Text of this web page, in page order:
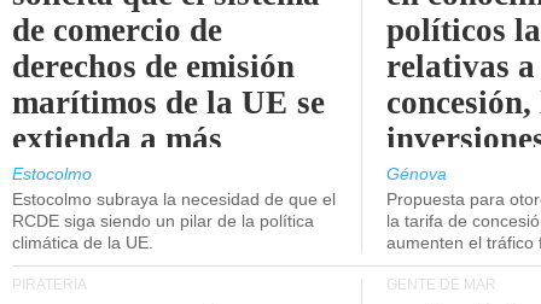
de comercio de
derechos de emisión
marítimos de la UE se
extienda a más
buques.
Estocolmo
Estocolmo subraya la necesidad de que el
RCDE siga siendo un pilar de la política
climática de la UE.
políticos
relativas a
concesión,
Génova
Propuesta para
la tarifa de
aumenten el tráfico
PIRATERÍA GENTE DE MAR